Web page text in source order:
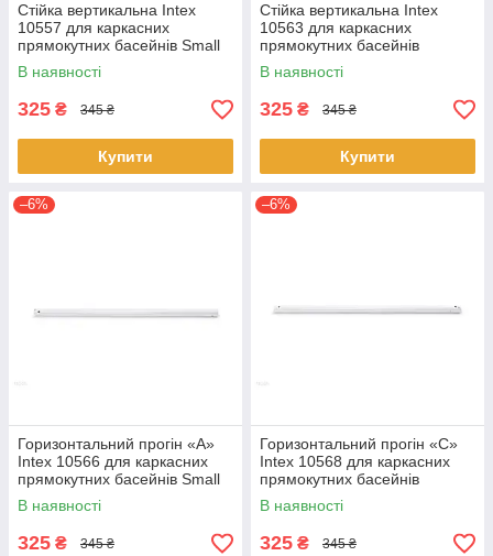
Стійка вертикальна Intex
10557 для каркасних
прямокутних басейнів Small
Frame,Rectangular frame
(28271)
В наявності
325 ₴ 345 ₴
Купити
Стійка вертикальна Intex
10563 для каркасних
прямокутних басейнів
Rectangular frame (28272)
В наявності
325 ₴ 345 ₴
Купити
–6%
Горизонтальний прогін «A»
Intex 10566 для каркасних
прямокутних басейнів Small
Frame,Rectangular frame
(28273)
В наявності
325 ₴ 345 ₴
–6%
Горизонтальний прогін «C»
Intex 10568 для каркасних
прямокутних басейнів
Rectangular frame (28273)
В наявності
325 ₴ 345 ₴